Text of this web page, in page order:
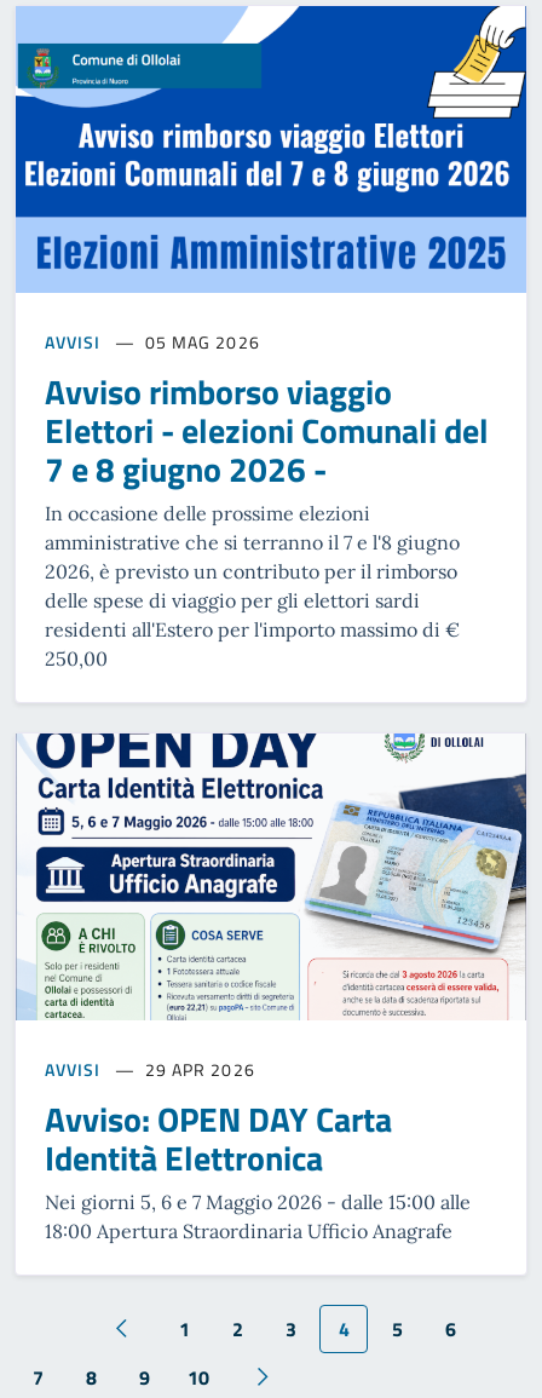
AVVISI 05 MAG 2026
Avviso rimborso viaggio
Elettori - elezioni Comunali del
7 e 8 giugno 2026 -
In occasione delle prossime elezioni
amministrative che si terranno il 7 e l'8 giugno
2026, è previsto un contributo per il rimborso
delle spese di viaggio per gli elettori sardi
residenti all'Estero per l'importo massimo di €
250,00
AVVISI 29 APR 2026
Avviso: OPEN DAY Carta
Identità Elettronica
Nei giorni 5, 6 e 7 Maggio 2026 - dalle 15:00 alle
18:00 Apertura Straordinaria Ufficio Anagrafe
1 2 3 4 5
6
7
8 9 10